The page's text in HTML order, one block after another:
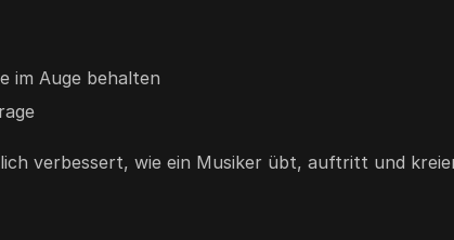
im Auge behalten
verbessert, wie ein Musiker übt, auftritt und